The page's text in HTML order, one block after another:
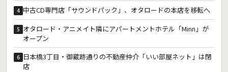
4 中古CD専門店「サウンドパック」、オタロードの本店を移転へ
5 オタロード・アニメイト隣にアパートメントホテル「Minn」が
オープン
6 日本橋3丁目・御蔵跡通りの不動産仲介「いい部屋ネット」は閉
店